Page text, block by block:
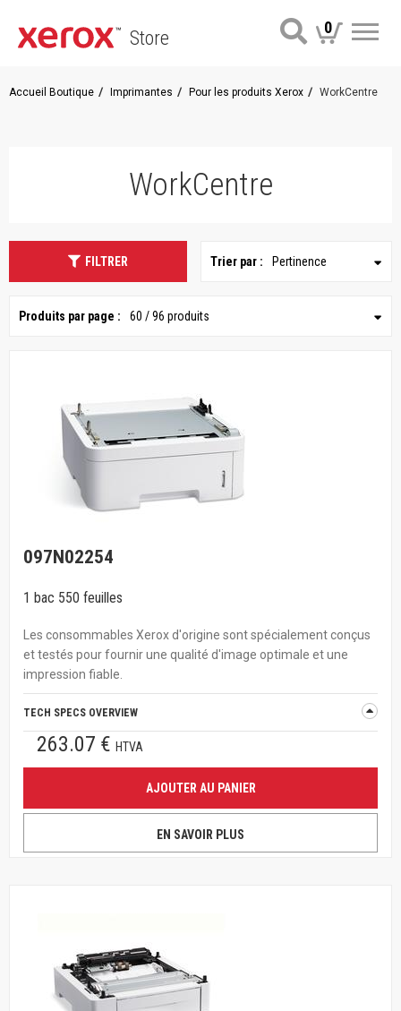
Store 0
Accueil Boutique Imprimantes Pour les produits Xerox WorkCentre
WorkCentre
FILTRER Trier par : Pertinence
Produits par page : 60 / 96 produits
097N02254
1 bac 550 feuilles
Les consommables Xerox d'origine sont spécialement conçus
et testés pour fournir une qualité d'image optimale et une
impression fiable.
TECH SPECS OVERVIEW
263.07 € HTVA
AJOUTER AU PANIER
EN SAVOIR PLUS